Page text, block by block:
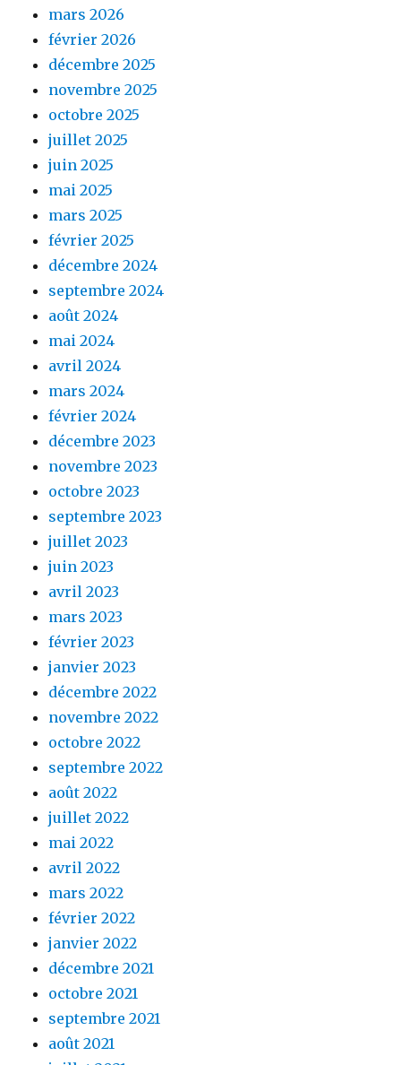
mars 2026
février 2026
décembre 2025
novembre 2025
octobre 2025
juillet 2025
juin 2025
mai 2025
mars 2025
février 2025
décembre 2024
septembre 2024
août 2024
mai 2024
avril 2024
mars 2024
février 2024
décembre 2023
novembre 2023
octobre 2023
septembre 2023
juillet 2023
juin 2023
avril 2023
mars 2023
février 2023
janvier 2023
décembre 2022
novembre 2022
octobre 2022
septembre 2022
août 2022
juillet 2022
mai 2022
avril 2022
mars 2022
février 2022
janvier 2022
décembre 2021
octobre 2021
septembre 2021
août 2021